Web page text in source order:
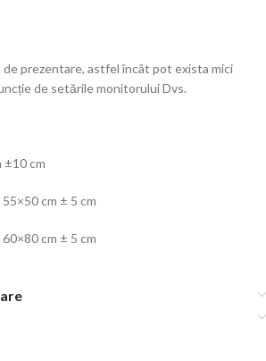
prezentare, astfel încât pot exista mici
de setările monitorului Dvs.
±10 cm
cm ± 5 cm
cm ± 5 cm